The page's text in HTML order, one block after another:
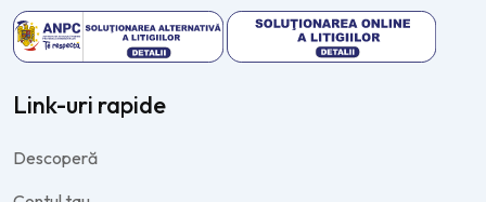
Link-uri rapide
Descoperă